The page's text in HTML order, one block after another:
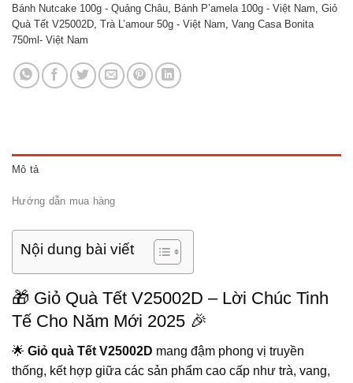
Bánh Nutcake 100g - Quảng Châu, Bánh P’amela 100g - Việt Nam, Giỏ
Quà Tết V25002D, Trà L’amour 50g - Việt Nam, Vang Casa Bonita
750ml- Việt Nam
Mô tả
Hướng dẫn mua hàng
Nội dung bài viết
🎁 Giỏ Quà Tết V25002D – Lời Chúc Tinh
Tế Cho Năm Mới 2025 🎉
🌟 Giỏ quà Tết V25002D mang đậm phong vị truyền
thống, kết hợp giữa các sản phẩm cao cấp như trà, vang,